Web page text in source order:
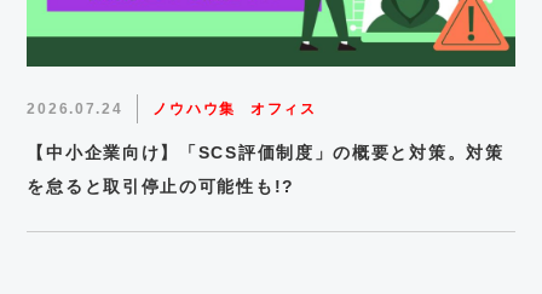
2026.07.24 ノウハウ集 オフィス
【中小企業向け】「SCS評価制度」の概要と対策。対策
を怠ると取引停止の可能性も!?